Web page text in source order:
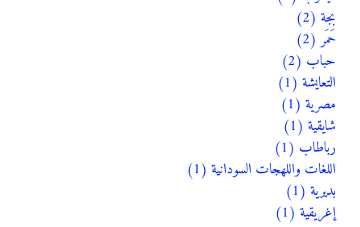
بجة (2)
حَمَر (2)
حباب (2)
التعايشة (1)
مصرية (1)
شايقية (1)
رباطاب (1)
اللغات واللهجات السودانية (1)
بديرية (1)
إغريقية (1)